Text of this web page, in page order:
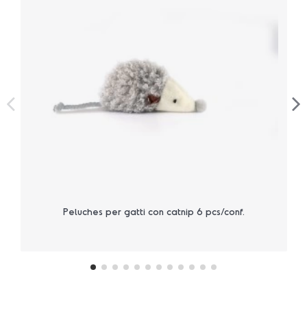
Peluches per gatti con catnip 6 pcs/conf.